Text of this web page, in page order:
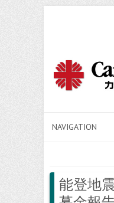
能登地